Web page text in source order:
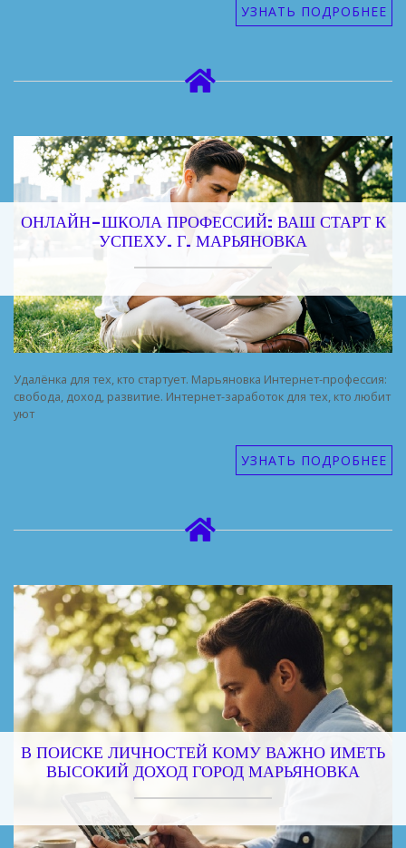
УЗНАТЬ ПОДРОБНЕЕ
ОНЛАЙН-ШКОЛА ПРОФЕССИЙ: ВАШ СТАРТ К
УСПЕХУ. Г. МАРЬЯНОВКА
Удалёнка для тех, кто стартует. Марьяновка Интернет-профессия:
свобода, доход, развитие. Интернет-заработок для тех, кто любит
уют
УЗНАТЬ ПОДРОБНЕЕ
В ПОИСКЕ ЛИЧНОСТЕЙ КОМУ ВАЖНО ИМЕТЬ
ВЫСОКИЙ ДОХОД ГОРОД МАРЬЯНОВКА